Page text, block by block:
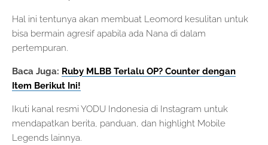
Hal ini tentunya akan membuat Leomord kesulitan untuk
bisa bermain agresif apabila ada Nana di dalam
pertempuran.
Baca Juga: Ruby MLBB Terlalu OP? Counter dengan
Item Berikut Ini!
Ikuti kanal resmi YODU Indonesia di Instagram untuk
mendapatkan berita, panduan, dan highlight Mobile
Legends lainnya.